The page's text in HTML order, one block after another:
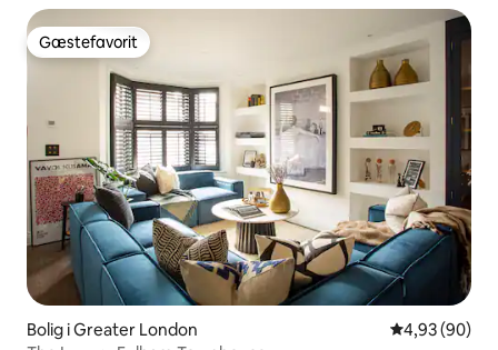
Gæstefavorit
Gæstefavorit
Bolig i Greater London 4,93 ud af 5 i
4,93 (90)